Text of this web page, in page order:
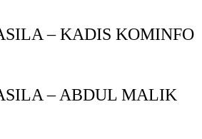
– KADIS KOMINFO
– ABDUL MALIK